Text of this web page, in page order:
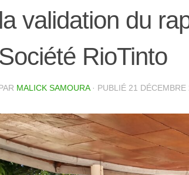
la validation du
Société RioTinto
MALICK SAMOURA · PUBLIÉ 21 DÉCEMBRE